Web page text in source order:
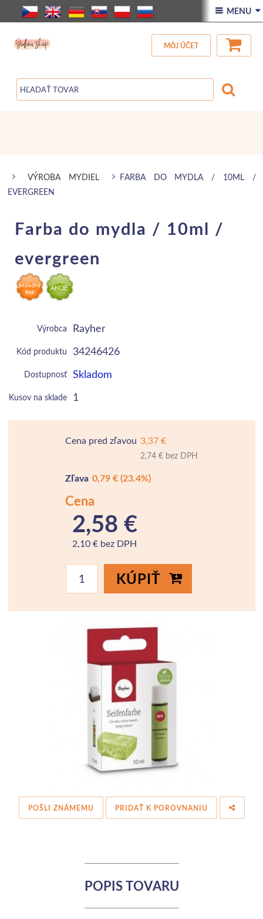
ÚVOD
VŠETOK TOVAR
ZĽAVA BLOG
 MENU 
MÔJ ÚČET
VÝROBA MYDIEL
FARBA DO MYDLA / 10ML /
EVERGREEN
Farba do mydla / 10ml /
evergreen
Výrobca Rayher
Kód produktu 34246426
Dostupnosť Skladom
Kusov na sklade 1
Cena pred zľavou 3,37 €
2,74 € bez DPH
Zľava 0,79 € (23.4%)
Cena
2,58 €
2,10 € bez DPH
KÚPIŤ
POŠLI ZNÁMEMU PRIDAŤ K POROVNANIU
POPIS TOVARU